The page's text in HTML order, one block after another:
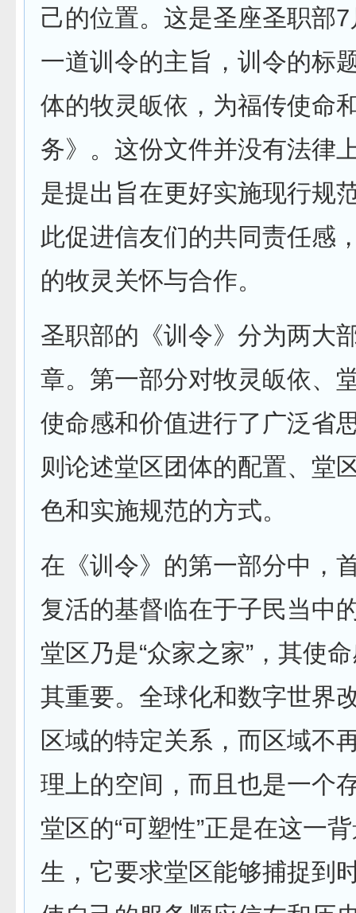
己的位置。这是圣座圣职部
一道训令的主旨，训令的标
体的牧灵皈依，为福传使命
务》。这份文件并没有法律
是提出旨在更好实施现行规
此促进信友们的共同责任感
的牧灵关怀与合作。
圣职部的《训令》分为两大
章。第一部分对牧灵皈依、
使命感和价值进行了广泛省
则论述堂区团体的配置、堂
色和实施规范的方式。
在《训令》的第一部分中，
复活的基督临在于子民当中
堂区乃是“众家之家”，其使
其重要。全球化和数字世界
区域的特定关系，而区域不
理上的空间，而且也是一个
堂区的“可塑性”正是在这一
生，它要求堂区能够捕捉到